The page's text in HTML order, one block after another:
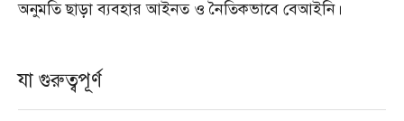
অনুমতি ছাড়া ব্যবহার আইনত ও নৈতিকভাবে বেআইনি।
যা গুরুত্বপূর্ণ